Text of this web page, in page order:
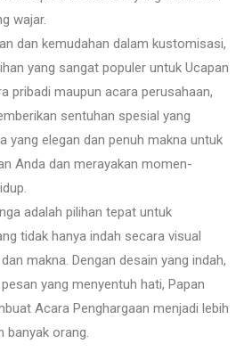
wajar.
dan kemudahan dalam kustomisasi,
yang sangat populer untuk Ucapan
pribadi maupun acara perusahaan,
sentuhan spesial yang
yang elegan dan penuh makna untuk
Anda dan merayakan momen-
adalah pilihan tepat untuk
tidak hanya indah secara visual
makna. Dengan desain yang indah,
yang menyentuh hati, Papan
Acara Penghargaan menjadi lebih
banyak orang.